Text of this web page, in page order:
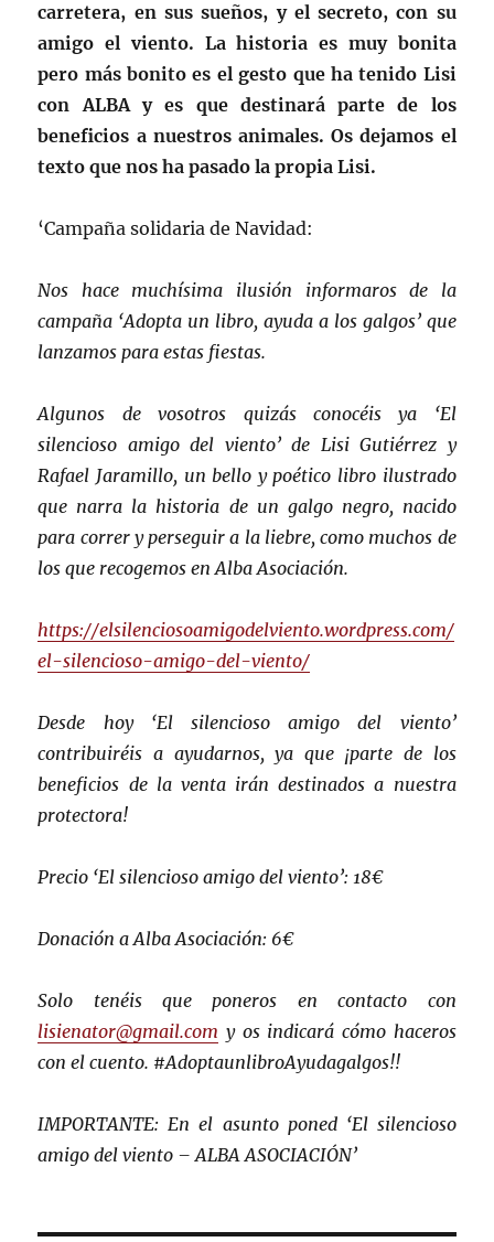
carretera, en sus sueños, y el secreto, con su
amigo el viento. La historia es muy bonita
pero más bonito es el gesto que ha tenido Lisi
con ALBA y es que destinará parte de los
beneficios a nuestros animales. Os dejamos el
texto que nos ha pasado la propia Lisi.
‘Campaña solidaria de Navidad:
Nos hace muchísima ilusión informaros de la
campaña ‘Adopta un libro, ayuda a los galgos’ que
lanzamos para estas fiestas.
Algunos de vosotros quizás conocéis ya ‘El
silencioso amigo del viento’ de Lisi Gutiérrez y
Rafael Jaramillo, un bello y poético libro ilustrado
que narra la historia de un galgo negro, nacido
para correr y perseguir a la liebre, como muchos de
los que recogemos en Alba Asociación.
https://elsilenciosoamigodelviento.wordpress.com/
el-silencioso-amigo-del-viento/
Desde hoy ‘El silencioso amigo del viento’
contribuiréis a ayudarnos, ya que ¡parte de los
beneficios de la venta irán destinados a nuestra
protectora!
Precio ‘El silencioso amigo del viento’: 18€
Donación a Alba Asociación: 6€
Solo tenéis que poneros en contacto con
lisienator@gmail.com y os indicará cómo haceros
con el cuento. #AdoptaunlibroAyudagalgos!!
IMPORTANTE: En el asunto poned ‘El silencioso
amigo del viento – ALBA ASOCIACIÓN’